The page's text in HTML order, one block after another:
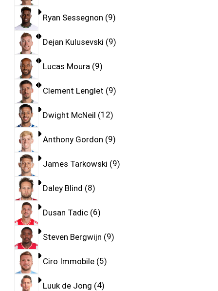
Ryan Sessegnon 9
Dejan Kulusevski 9
Lucas Moura 9
Clement Lenglet 9
Dwight McNeil 12
Anthony Gordon 9
James Tarkowski 9
Daley Blind 8
Dusan Tadic 6
Steven Bergwijn 9
Ciro Immobile 5
Luuk de Jong 4